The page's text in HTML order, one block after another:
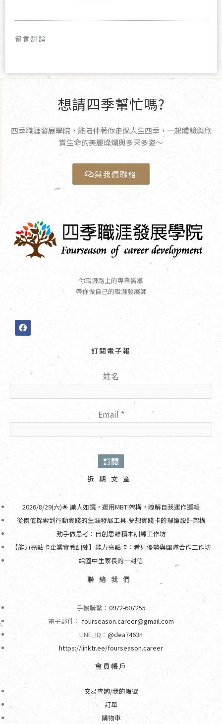
留言討論
想請四季幫忙嗎?
四季職涯發展學院，能陪伴著你走過人生四季，一起體驗與欣
賞生命的美麗燦爛與多采多姿〜
與我們聯絡
你職涯路上的專業嚮導
帶你做自己的職涯發展師
F
a
c
訂閱電子報
姓名
Email *
近期文章
2026/8/29(六)🌟 識人如鏡，運用MBTI架構，瞭解自我運作邏輯
從價值探索到行動實踐的生涯發展工具-夢想實踐卡的理論設計架構
動手做思考：自創思維積木訓練工作坊
【能力亮點卡企業實戰訓練】能力亮點卡：看見優勢與團隊合作工作坊
給國中生家長的一封信
聯絡我們
手機聯繫： 0972-607255
電子郵件： fourseason.career@gmail.com
LINE_ID： @dea7463n
https://linktr.ee/fourseason.career
會員帳戶
交易查詢/我的帳號
訂單
購物車